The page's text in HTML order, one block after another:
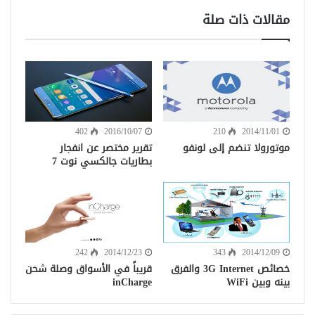
مقالات ذات صلة
2014/11/01
210
موتورولا تنضم إلى لونفو
2016/10/07
402
تقرير مختصر عن انفجار
بطاريات جالكسي نوت 7
2014/12/09
343
خصائص 3G Internet والفرق
بينه وبين WiFi
2014/12/23
242
قريباً في الأسواق وصلة شحن
inCharge